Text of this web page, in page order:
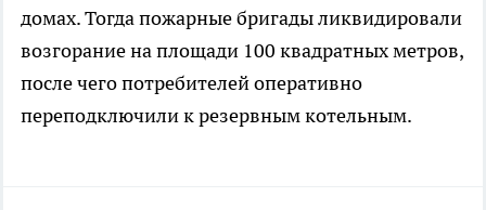
домах. Тогда пожарные бригады ликвидировали
возгорание на площади 100 квадратных метров,
после чего потребителей оперативно
переподключили к резервным котельным.